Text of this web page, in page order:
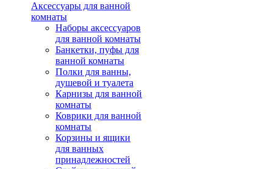
Аксессуары для ванной
комнаты
Наборы аксессуаров
для ванной комнаты
Банкетки, пуфы для
ванной комнаты
Полки для ванны,
душевой и туалета
Карнизы для ванной
комнаты
Коврики для ванной
комнаты
Корзины и ящики
для ванных
принадлежностей